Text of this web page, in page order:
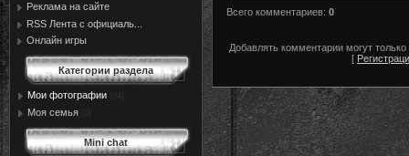
Реклама на сайте
RSS Лента с официаль...
Онлайн игры
Категории раздела
Мои фотографии
Моя семья
Mini chat
Всего комментариев: 0
Добавлять комментарии могут
[